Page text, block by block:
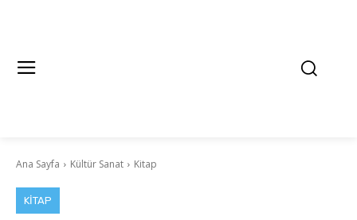
Ana Sayfa Kültür Sanat Kitap
KITAP